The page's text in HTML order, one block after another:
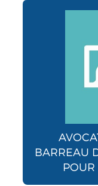
BARREAU